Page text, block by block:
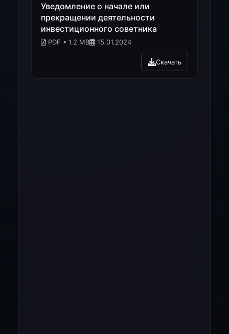
Уведомление о начале или
прекращении деятельности
инвестиционного советника
PDF • 1.2 MB 15.01.2024
Скачать